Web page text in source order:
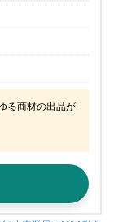
る商材の出品が